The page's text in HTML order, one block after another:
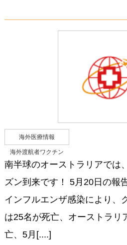
海外医療情報
海外渡航者ワクチン
南半球のオーストラリアでは
ズン到来です！ 5月20日の報
インフルエンザ感染により、
は25名が死亡、オーストラリ
亡、5月[....]